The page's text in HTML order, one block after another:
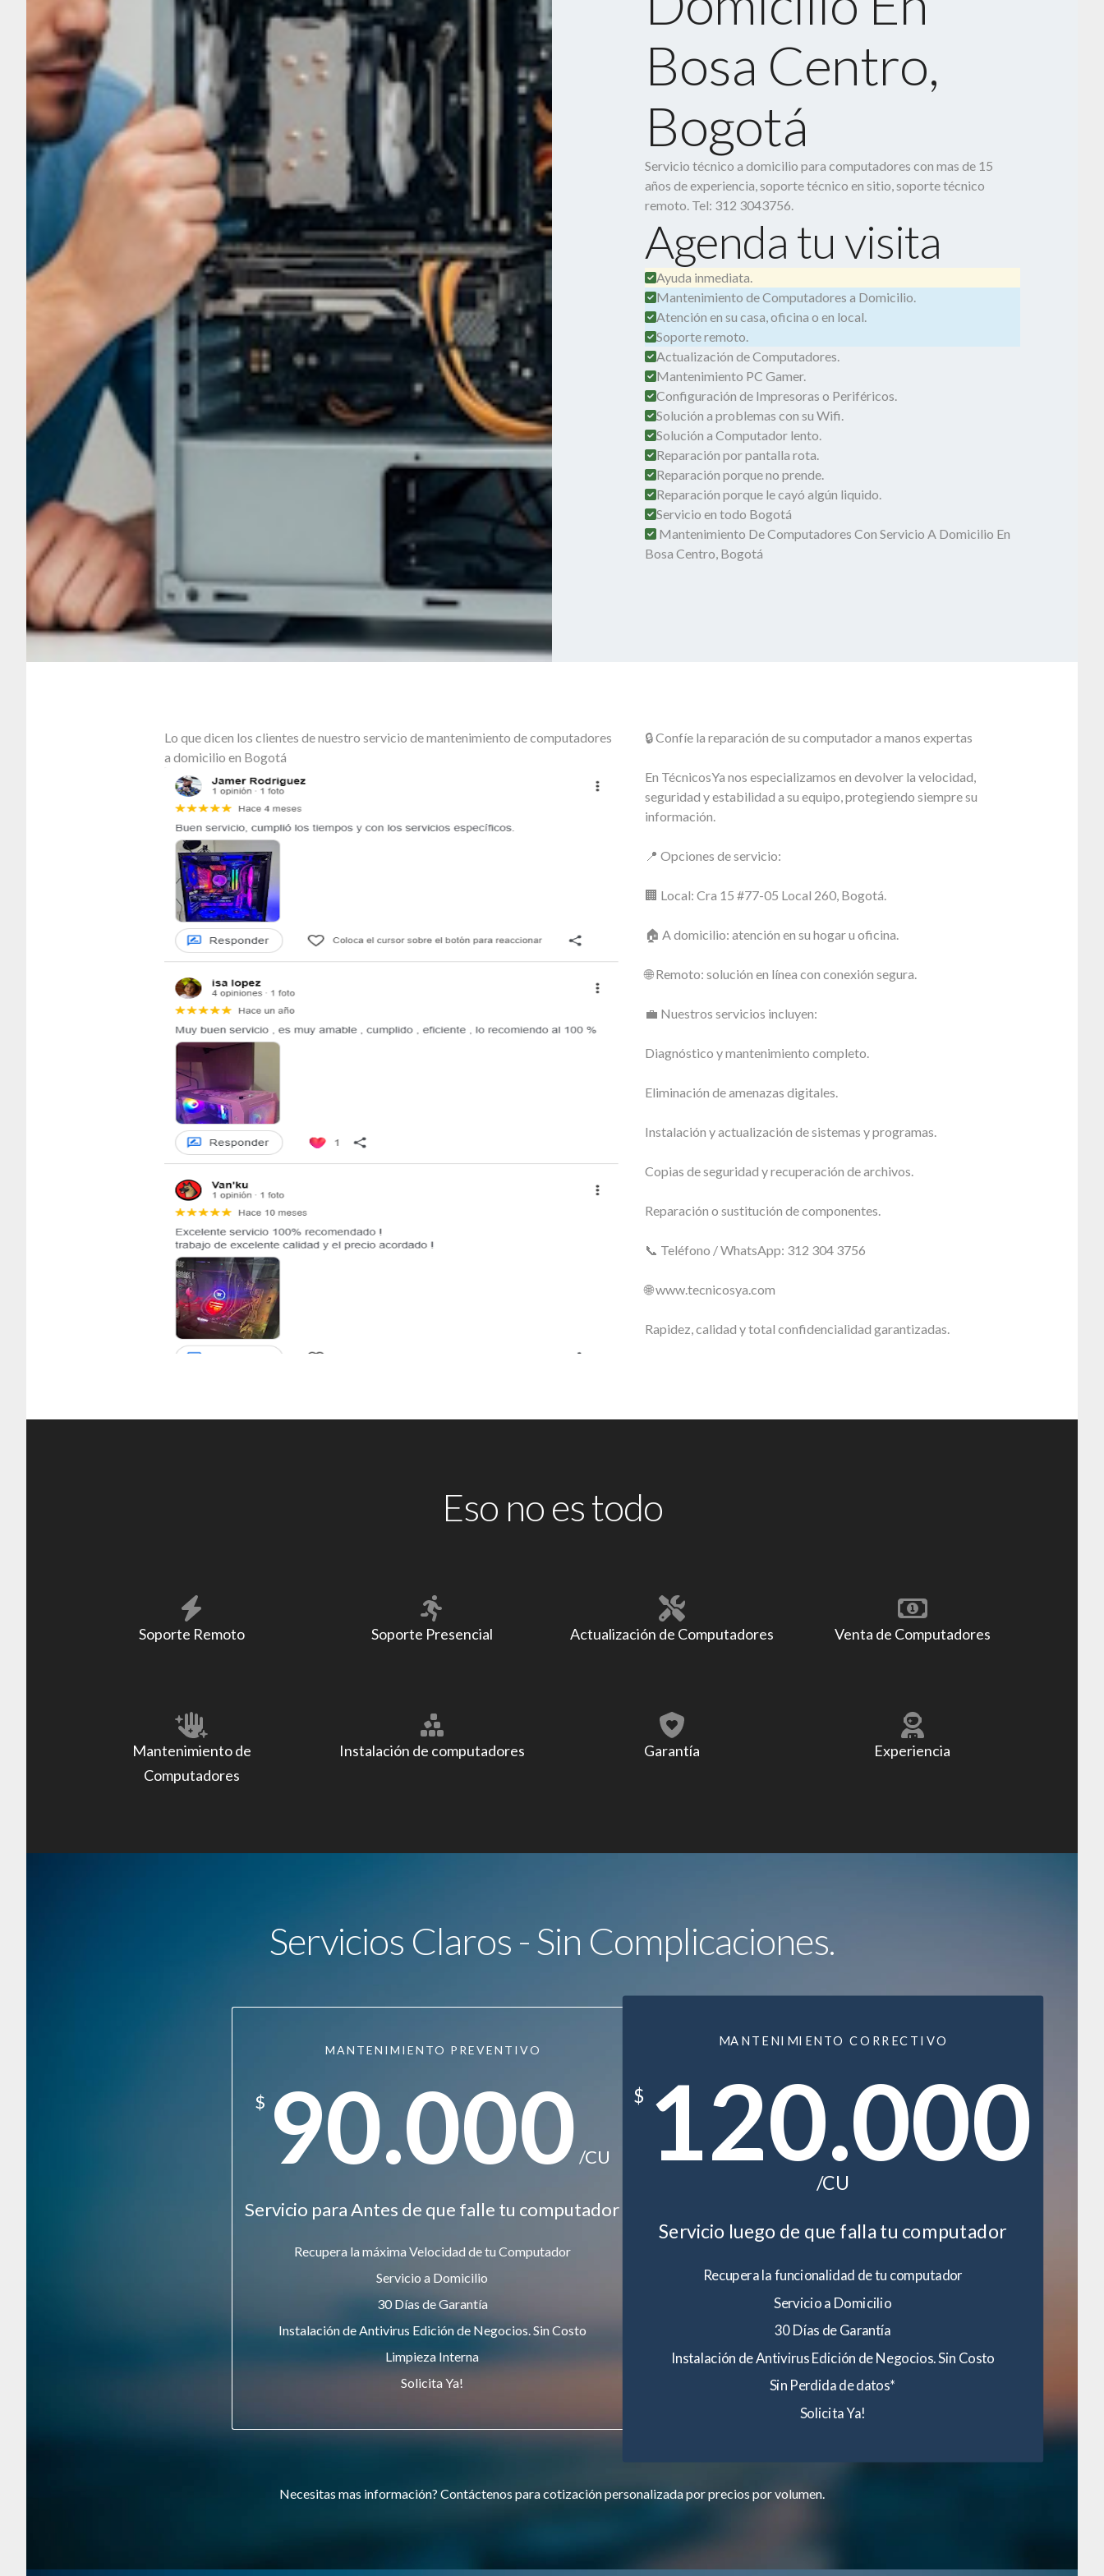
Bosa Centro,
Bogotá
Servicio técnico a domicilio para computadores con mas de 15
años de experiencia, soporte técnico en sitio, soporte técnico
remoto. Tel: 312 3043756.
Agenda tu visita
Ayuda inmediata.
Mantenimiento de Computadores a Domicilio.
Atención en su casa, oficina o en local.
Soporte remoto.
Actualización de Computadores.
Mantenimiento PC Gamer.
Configuración de Impresoras o Periféricos.
Solución a problemas con su Wifi.
Solución a Computador lento.
Reparación por pantalla rota.
Reparación porque no prende.
Reparación porque le cayó algún liquido.
Servicio en todo Bogotá
Mantenimiento De Computadores Con Servicio A Domicilio En
Bosa Centro, Bogotá
Lo que dicen los clientes de nuestro servicio de mantenimiento de computadores
a domicilio en Bogotá
🔒 Confíe la reparación de su computador a manos expertas
En TécnicosYa nos especializamos en devolver la velocidad,
seguridad y estabilidad a su equipo, protegiendo siempre su
información.
📍 Opciones de servicio:
🏢 Local: Cra 15 #77-05 Local 260, Bogotá.
🏠 A domicilio: atención en su hogar u oficina.
🌐 Remoto: solución en línea con conexión segura.
💼 Nuestros servicios incluyen:
Diagnóstico y mantenimiento completo.
Eliminación de amenazas digitales.
Instalación y actualización de sistemas y programas.
Copias de seguridad y recuperación de archivos.
Reparación o sustitución de componentes.
📞 Teléfono / WhatsApp: 312 304 3756
🌐 www.tecnicosya.com
Rapidez, calidad y total confidencialidad garantizadas.
Eso no es todo
Soporte Remoto Soporte Presencial Actualización de Computadores Venta de Computadores
Mantenimiento de
Computadores
Instalación de computadores Garantía Experiencia
Servicios Claros - Sin Complicaciones.
MANTENIMIENTO PREVENTIVO
$ 90.000 /CU
Servicio para Antes de que falle tu computador
Recupera la máxima Velocidad de tu Computador
Servicio a Domicilio
30 Días de Garantía
Instalación de Antivirus Edición de Negocios. Sin Costo
Limpieza Interna
Solicita Ya!
MANTENIMIENTO CORRECTIVO
$ 120.000
/CU
Servicio luego de que falla tu computador
Recupera la funcionalidad de tu computador
Servicio a Domicilio
30 Días de Garantía
Instalación de Antivirus Edición de Negocios. Sin Costo
Sin Perdida de datos*
Solicita Ya!
Necesitas mas información? Contáctenos para cotización personalizada por precios por volumen.